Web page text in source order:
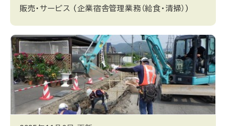
販売・サービス (企業宿舎管理業務（給食・清掃）)